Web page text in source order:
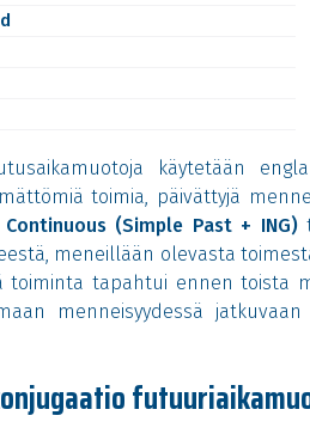
käytetään
toimia, päivättyjä
Continuous (Simple Past + ING)
meneillään olevasta
toiminta tapahtui ennen toista
menneisyydessä